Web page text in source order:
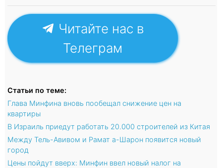
Читайте нас в
Телеграм
Статьи по теме:
Глава Минфина вновь пообещал снижение цен на
квартиры
В Израиль приедут работать 20.000 строителей из Китая
Между Тель-Авивом и Рамат а-Шарон появится новый
город
Цены пойдут вверх: Минфин ввел новый налог на